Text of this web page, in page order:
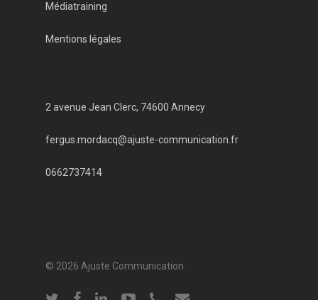
Médiatraining
Mentions légales
2 avenue Jean Clerc, 74600 Annecy
fergus.mordacq@ajuste-communication.fr
0662737414
© 2026 Ajuste Communication.